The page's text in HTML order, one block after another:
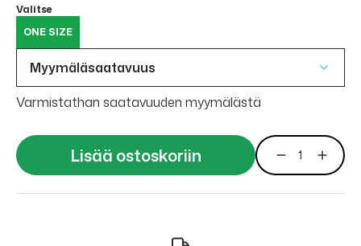
Valitse
ONE SIZE
Myymäläsaatavuus
Varmistathan saatavuuden myymälästä
Lisää ostoskoriin